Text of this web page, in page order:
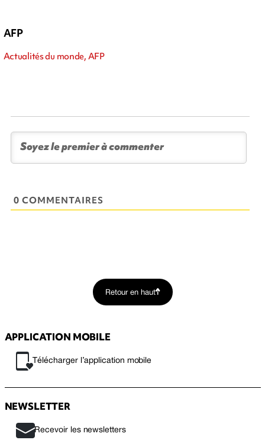
AFP
Actualités du monde, AFP
0 COMMENTAIRES
Retour en haut
APPLICATION MOBILE
Télécharger l’application mobile
NEWSLETTER
Recevoir les newsletters